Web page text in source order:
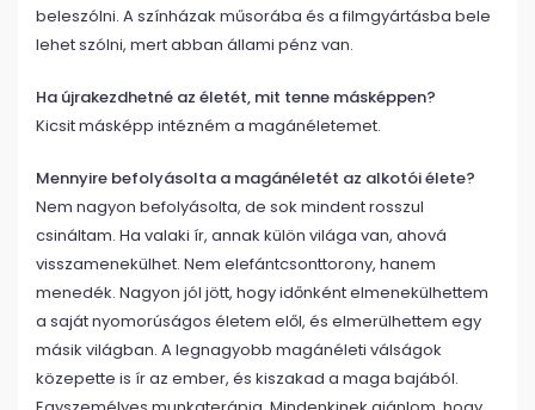
beleszólni. A színházak műsorába és a filmgyártásba bele
lehet szólni, mert abban állami pénz van.
Ha újrakezdhetné az életét, mit tenne másképpen?
Kicsit másképp intézném a magánéletemet.
Mennyire befolyásolta a magánéletét az alkotói élete?
Nem nagyon befolyásolta, de sok mindent rosszul
csináltam. Ha valaki ír, annak külön világa van, ahová
visszamenekülhet. Nem elefántcsonttorony, hanem
menedék. Nagyon jól jött, hogy időnként elmenekülhettem
a saját nyomorúságos életem elől, és elmerülhettem egy
másik világban. A legnagyobb magánéleti válságok
közepette is ír az ember, és kiszakad a maga bajából.